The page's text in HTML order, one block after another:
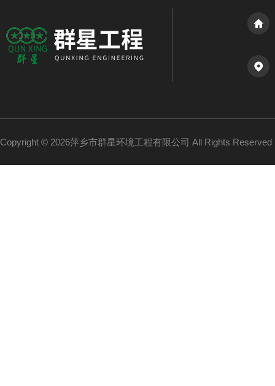
Copyright © 2026萍乡市群星环境工程有限公司 All Rights